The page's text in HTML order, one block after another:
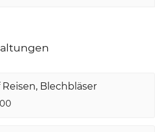
Blechbläser